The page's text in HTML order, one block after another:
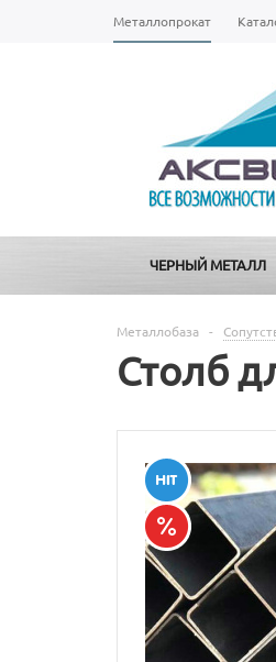
Металлопрокат
ЧЕРНЫЙ МЕТАЛЛ
Металлобаза -
Столб